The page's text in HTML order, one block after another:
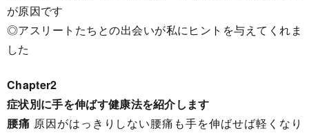
が原因です
◎アスリートたちとの出会いが私にヒントを与えてくれま
した
Chapter2
症状別に手を伸ばす健康法を紹介します
腰痛 原因がはっきりしない腰痛も手を伸ばせば軽くなり